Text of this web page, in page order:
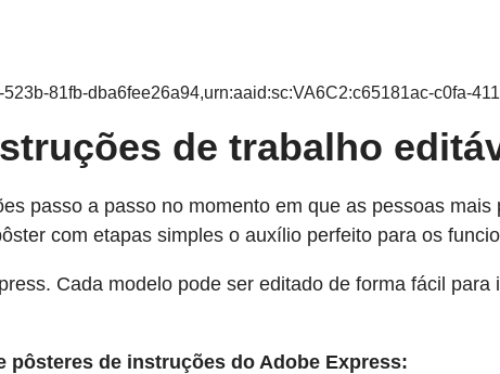
81fb-dba6fee26a94,urn:aaid:sc:VA6C2:c65181ac-c0fa-
de trabalho
passo a passo no momento em que as pessoas
com etapas simples o auxílio perfeito para os
Cada modelo pode ser editado de forma fácil
pôsteres de instruções do Adobe Express: